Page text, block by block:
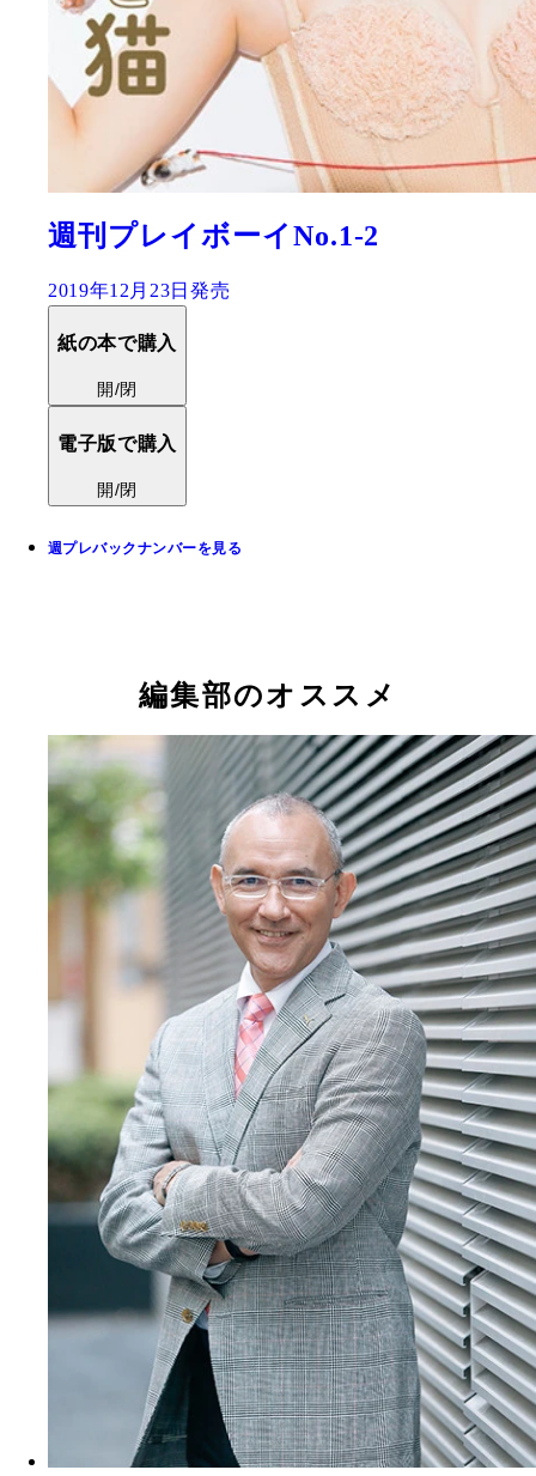
週刊プレイボーイNo.1-2
2019年12月23日発売
紙の本で購入
開/閉
電子版で購入
開/閉
週プレバックナンバーを見る
編集部のオススメ